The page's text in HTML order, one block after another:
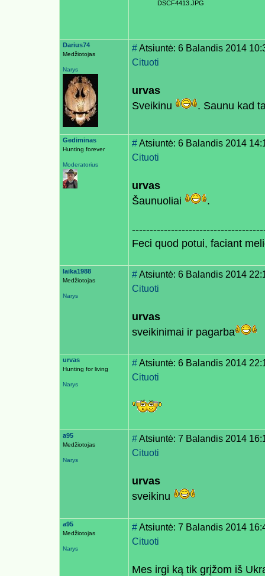
DSCF4413.JPG
Darius74
Medžiotojas
Narys
#Atsiuntė: 6 Balandis 2014
Cituoti
urvas
Sveikinu
. Saunu kad
Gediminas
Hunting forever
Moderatorius
#Atsiuntė: 6 Balandis 2014
Cituoti
urvas
Šaunuoliai
.
Feci quod potui, faciant
laika1988
Medžiotojas
Narys
#Atsiuntė: 6 Balandis 2014
Cituoti
urvas
sveikinimai ir pagarba
urvas
Hunting for living
Narys
#Atsiuntė: 6 Balandis 2014
Cituoti
a95
Medžiotojas
Narys
#Atsiuntė: 7 Balandis 2014
Cituoti
urvas
sveikinu
a95
Medžiotojas
Narys
#Atsiuntė: 7 Balandis 2014
Cituoti
Mes irgi ką tik grįžom iš